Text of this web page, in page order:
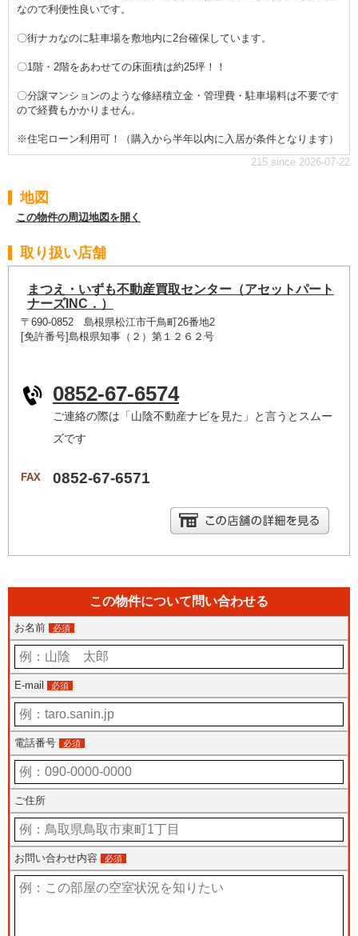
なので利便性良いです。
〇街ナカなのに駐車場を敷地内に2台確保しています。
〇1階・2階をあわせての床面積は約25坪！！
〇分譲マンションのような修繕積立金・管理費・駐車場料は不要です
ので経費もかかりません。
※住宅ローン利用可！（購入から半年以内に入居が条件となります）
215 since 2026-07-22
地図
この物件の周辺地図を開く
取り扱い店舗
まつえ・いずも不動産買取センター（アセットパート
ナーズINC．）
〒690-0852 島根県松江市千鳥町26番地2
[免許番号]島根県知事（２）第１２６２号
0852-67-6574
ご連絡の際は「山陰不動産ナビを見た」と言うとスムー
ズです
FAX 0852-67-6571